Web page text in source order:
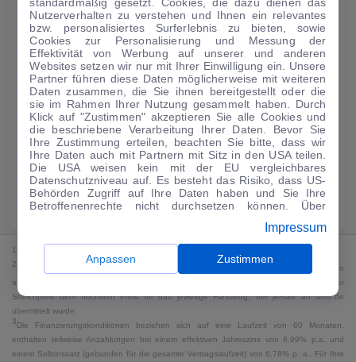
51.093 km· 03/2023· Hybrid·Automatik
Finanzierung Kaufen
224€/mtl.
Guter Preis4
0 € Anzahlung ·60 Monate ·Finanzierungs-Details
Angebot anfragen Rate anpassen
49,9 kWh/100 km + 19,9 l/100 km (gew., komb.) · 19,9 l/100 km (entl.) ·
CO₂ 499 g/km · Klasse G (gew.) / G (entl.)*
1
2 Bei dem Streichpreis handelt es sich für Neufahrzeuge und junge Gebrauchte um den
an auto.de übermittelten Listenpreis. Für alle anderen Fahrzeuge entspricht der
Streichpreis dem höchsten Preis für das jeweilige Fahrzeug, der jemals an auto.de
übermittelt wurde.
3Die Finanzierungskonditionen beziehen sich auf eine Laufzeit von 60 Monaten,
enthalten teilweise Anzahlungen bei einem effektiven Jahreszins von 6,99% p.a. und
einem Sollzinssatz (gebunden für die gesamte Vertragslaufzeit) von 6,78% p. a.. Für Ihre
Nutzerverhalten zu verstehen und Ihnen ein relevantes
bzw. personalisiertes Surferlebnis zu bieten, sowie
Cookies zur Personalisierung und Messung der
Effektivität von Werbung auf unserer und anderen
Websites setzen wir nur mit Ihrer Einwilligung ein. Unsere
Partner führen diese Daten möglicherweise mit weiteren
Daten zusammen, die Sie ihnen bereitgestellt oder die
sie im Rahmen Ihrer Nutzung gesammelt haben. Durch
Klick auf "Zustimmen" akzeptieren Sie alle Cookies und
die beschriebene Verarbeitung Ihrer Daten. Bevor Sie
Ihre Zustimmung erteilen, beachten Sie bitte, dass wir
Ihre Daten auch mit Partnern mit Sitz in den USA teilen.
Die USA weisen kein mit der EU vergleichbares
Datenschutzniveau auf. Es besteht das Risiko, dass US-
Behörden Zugriff auf Ihre Daten haben und Sie Ihre
Betroffenenrechte nicht durchsetzen können. Über
anpassen. Dies ist auch später jederzeit im Bereich
Cookie-Richtliniemöglich. Weitere Informationen finden
Sie in unsererDatenschutzerklärung .
Impressum
Anpassen Zustimmen